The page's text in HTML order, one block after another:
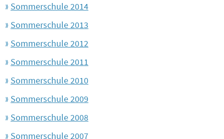
Sommerschule 2014
Sommerschule 2013
Sommerschule 2012
Sommerschule 2011
Sommerschule 2010
Sommerschule 2009
Sommerschule 2008
Sommerschule 2007